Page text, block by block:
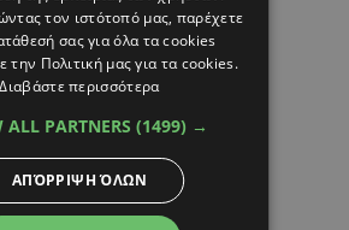
τον ιστότοπό μας, παρέχετε
σας για όλα τα cookies
Πολιτική μας για τα cookies.
Διαβάστε περισσότερα
ALL PARTNERS (1499) →
ΑΠΌΡΡΙΨΗ ΌΛΩΝ